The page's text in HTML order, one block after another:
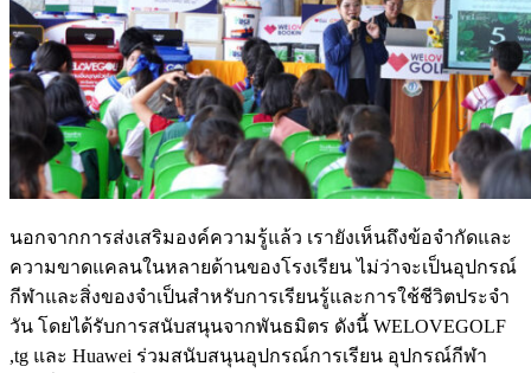
นอกจากการส่งเสริมองค์ความรู้แล้ว เรายังเห็นถึงข้อจำกัดและ
ความขาดแคลนในหลายด้านของโรงเรียน ไม่ว่าจะเป็นอุปกรณ์
กีฬาและสิ่งของจำเป็นสำหรับการเรียนรู้และการใช้ชีวิตประจำ
วัน โดยได้รับการสนับสนุนจากพันธมิตร ดังนี้ WELOVEGOLF
,tg และ Huawei ร่วมสนับสนุนอุปกรณ์การเรียน อุปกรณ์กีฬา